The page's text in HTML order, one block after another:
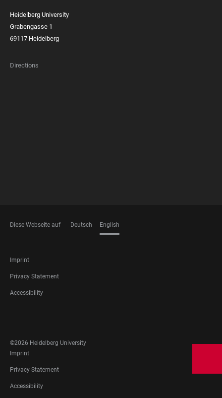
Heidelberg University
Grabengasse 1
69117 Heidelberg
Directions
Diese Webseite auf Deutsch English
FOOTER
LEGAL
Imprint
Privacy Statement
Accessibility
MEDIA
©2026 Heidelberg University
FOOTER
LEGAL
Imprint
Privacy Statement
Accessibility